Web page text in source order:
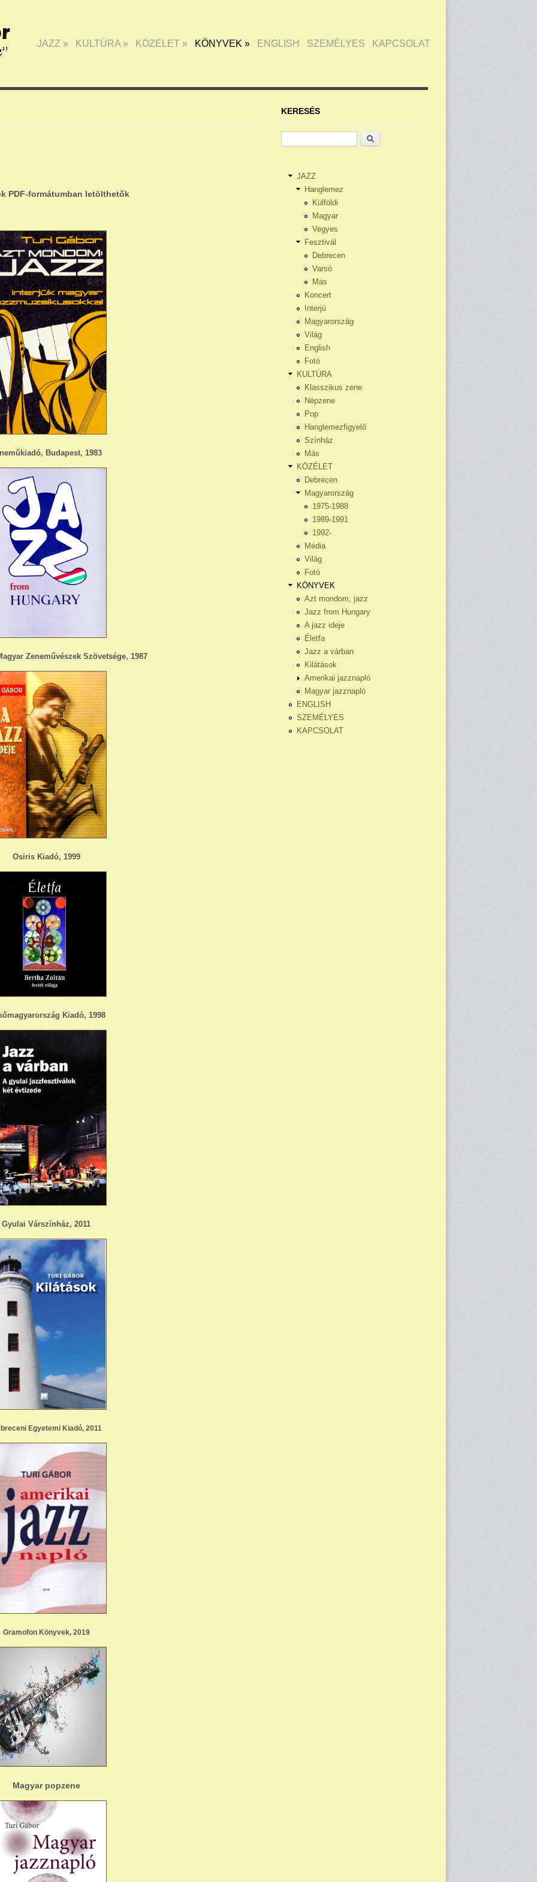
JAZZ » KULTÚRA » KÖZÉLET » KÖNYVEK » ENGLISH SZEMÉLYES KAPCSOLAT
PDF-formátumban letölthetők
Budapest, 1983
Zeneművészek Szövetsége, 1987
Osiris Kiadó, 1999
Kiadó, 1998
Gyulai Várszínház, 2011
Egyetemi Kiadó, 2011
Gramofon Könyvek, 2019
Magyar popzene
KERESÉS
Keresés
JAZZ
Hanglemez
Külföldi
Magyar
Vegyes
Fesztivál
Debrecen
Varsó
Más
Koncert
Interjú
Magyarország
Világ
English
Fotó
KULTÚRA
Klasszikus zene
Népzene
Pop
Hanglemezfigyelő
Színház
Más
KÖZÉLET
Debrecen
Magyarország
1975-1988
1989-1991
1992-
Média
Világ
Fotó
KÖNYVEK
Azt mondom, jazz
Jazz from Hungary
A jazz ideje
Életfa
Jazz a várban
Kilátások
Amerikai jazznapló
Magyar jazznapló
ENGLISH
SZEMÉLYES
KAPCSOLAT